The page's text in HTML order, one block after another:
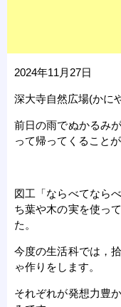
2024年11月27日
深大寺自然広場(かに
前日の雨でぬかるみ
って帰ってくることが
図工「ならべてなら
ち葉や木の実を使っ
た。
今度の生活科では，
ゃ作りをします。
それぞれが発想力豊